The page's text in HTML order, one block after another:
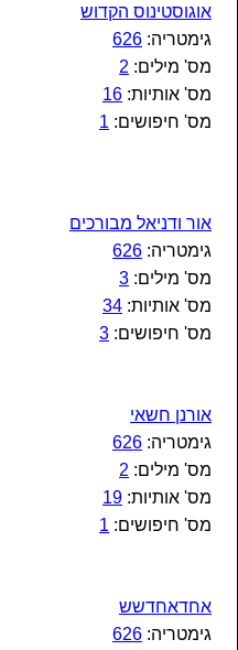
אוגוסטינוס הקדוש
גימטריה: 626
מס' מילים: 2
מס' אותיות: 16
מס' חיפושים: 1
אור ודניאל מבורכים
גימטריה: 626
מס' מילים: 3
מס' אותיות: 34
מס' חיפושים: 3
אורנן חשאי
גימטריה: 626
מס' מילים: 2
מס' אותיות: 19
מס' חיפושים: 1
אחדאחדשש
גימטריה: 626